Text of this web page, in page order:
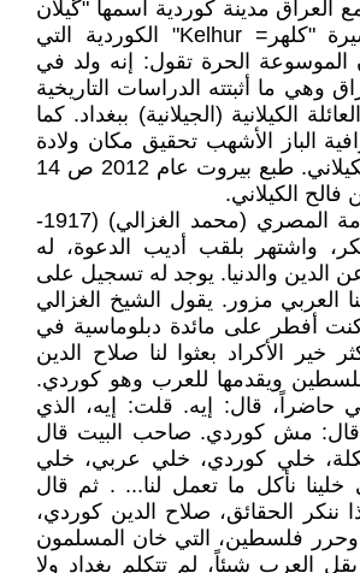
العراق مدينة كوردية اسمها "گیلان
غرب" عاصمة عشيرة "كلهر= Kelhur" الكوردية التي
الموسوعة الحرة تقول: إنه ولد في
وهي ما أثبتته الدراسات التاريخية
الكيلانية (الجيلانية) ببغداد. كما
الباز الأشهب تحقيق مكان ولادة
الشيخ عبد القادر الكيلاني. طبع بيروت عام 2012 ص 14
فالح الكيلاني.
هذا هو الإمام العلامة المصري (محمد الغزالي) (1917-
واشتهر بلقب أديب الدعوة، له
الدين والدنيا. يوجد له تسجيل على
العربي مزور. يقول الشيخ الغزالي
أفطر على مائدة دبلوماسية في
خير الأكراد بعثوا لنا صلاح الدين
ويقدمها للعرب وهو كوردي.
حاضراً، قال: إيه. قلت: إيه، الذي
قال: مش كوردي. صاحب البيت قال
خلي كوردي، خلي عربي، خلي
نأكل ما تعمل لنا... . ثم قال
ننكر الحقائق، صلاح الدين كوردي،
وحرر فلسطين، التي خان المسلمون
العرب شيئاً، لم تتكلم بغداد ولا